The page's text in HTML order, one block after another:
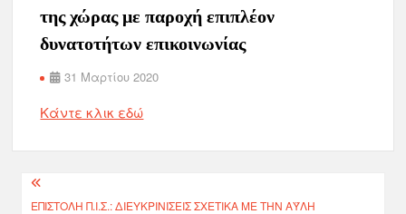
της χώρας με παροχή επιπλέον
δυνατοτήτων επικοινωνίας
31 Μαρτίου 2020
Κάντε κλικ εδώ
ΕΠΙΣΤΟΛΉ Π.Ι.Σ.: ΔΙΕΥΚΡΙΝΊΣΕΙΣ ΣΧΕΤΙΚΆ ΜΕ ΤΗΝ ΆΥΛΗ